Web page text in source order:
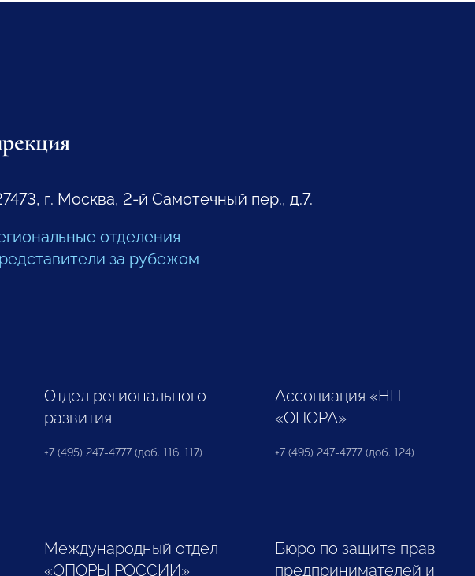
г. Москва, 2-й Самотечный пер., д.7.
отделения
за рубежом
Отдел регионального
развития
+7 (495) 247-4777 (доб. 116, 117)
Ассоциация «НП
«ОПОРА»
+7 (495) 247-4777 (доб. 124)
Международный отдел
«ОПОРЫ РОССИИ»
Бюро по защите прав
предпринимателей и